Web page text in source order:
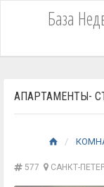
База
АПАРТАМЕНТЫ-
577 САНКТ-